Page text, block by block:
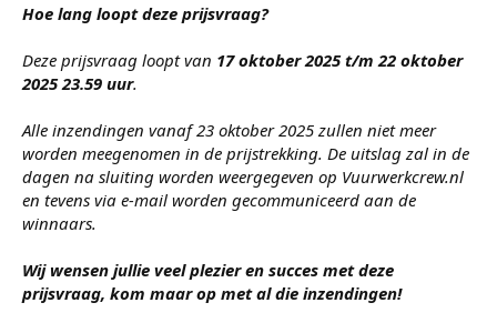
Hoe lang loopt deze prijsvraag?
Deze prijsvraag loopt van 17 oktober 2025 t/m 22 oktober
2025 23.59 uur.
Alle inzendingen vanaf 23 oktober 2025 zullen niet meer
worden meegenomen in de prijstrekking. De uitslag zal in de
dagen na sluiting worden weergegeven op Vuurwerkcrew.nl
en tevens via e-mail worden gecommuniceerd aan de
winnaars.
Wij wensen jullie veel plezier en succes met deze
prijsvraag, kom maar op met al die inzendingen!